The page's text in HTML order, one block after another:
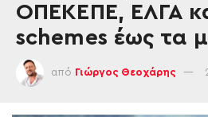
ΟΠΕΚΕΠΕ, ΕΛΓΑ
schemes έως τα
από Γιώργος Θεοχάρης